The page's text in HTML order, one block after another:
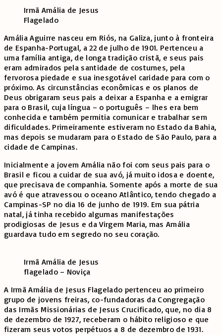
Irmã Amália de Jesus
Flagelado
Amália Aguirre nasceu em Riós, na Galiza, junto à fronteira
de Espanha-Portugal, a 22 de julho de 1901. Pertenceu a
uma família antiga, de longa tradição cristã, e seus pais
eram admirados pela santidade de costumes, pela
fervorosa piedade e sua inesgotável caridade para com o
próximo. As circunstâncias econômicas e os planos de
Deus obrigaram seus pais a deixar a Espanha e a emigrar
para o Brasil, cuja língua – o português – lhes era bem
conhecida e também permitia comunicar e trabalhar sem
dificuldades. Primeiramente estiveram no Estado da Bahia,
mas depois se mudaram para o Estado de São Paulo, para a
cidade de Campinas.
Inicialmente a jovem Amália não foi com seus pais para o
Brasil e ficou a cuidar de sua avó, já muito idosa e doente,
que precisava de companhia. Somente após a morte de sua
avó é que atravessou o oceano Atlântico, tendo chegado a
Campinas-SP no dia 16 de junho de 1919. Em sua pátria
natal, já tinha recebido algumas manifestações
prodigiosas de Jesus e da Virgem Maria, mas Amália
guardava tudo em segredo no seu coração.
Irmã Amália de Jesus
flagelado – Noviça
A Irmã Amália de Jesus Flagelado pertenceu ao primeiro
grupo de jovens freiras, co-fundadoras da Congregação
das Irmãs Missionárias de Jesus Crucificado, que, no dia 8
de dezembro de 1927, receberam o hábito religioso e que
fizeram seus votos perpétuos a 8 de dezembro de 1931.